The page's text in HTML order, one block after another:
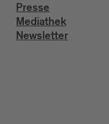
Presse
Mediathek
Newsletter